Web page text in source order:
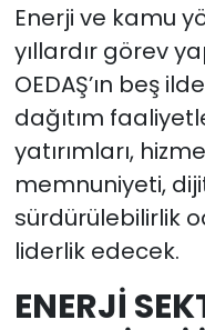
Enerji ve kamu
yıllardır görev
OEDAŞ’ın beş
dağıtım
yatırımları,
memnuniyeti,
sürdürülebilirlik
liderlik edecek.
ENERJİ